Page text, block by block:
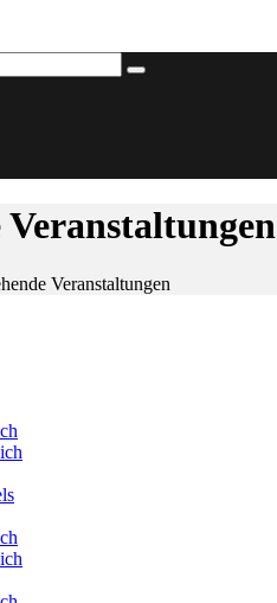
Veranstaltungen
Veranstaltungen